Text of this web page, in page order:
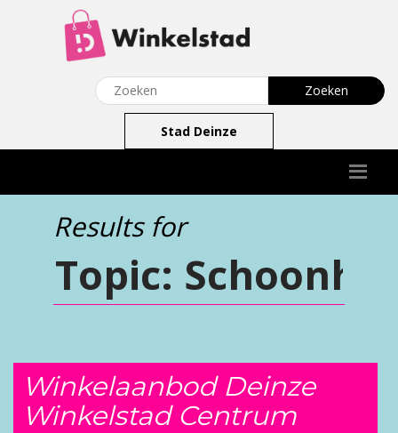
Stad Deinze
Results for
Winkelaanbod Deinze
Winkelstad Centrum